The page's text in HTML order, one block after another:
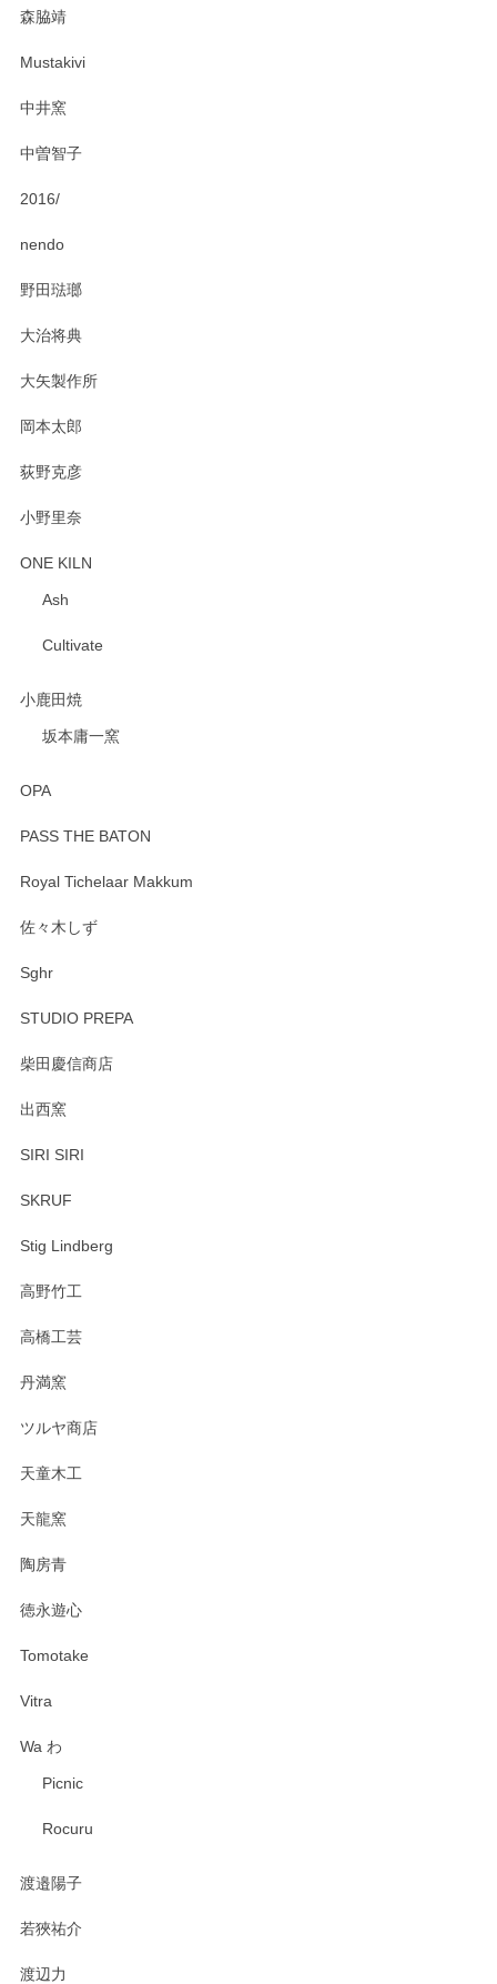
森脇靖
Mustakivi
中井窯
中曽智子
2016/
nendo
野田琺瑯
大治将典
大矢製作所
岡本太郎
荻野克彦
小野里奈
ONE KILN
Ash
Cultivate
小鹿田焼
坂本庸一窯
OPA
PASS THE BATON
Royal Tichelaar Makkum
佐々木しず
Sghr
STUDIO PREPA
柴田慶信商店
出西窯
SIRI SIRI
SKRUF
Stig Lindberg
高野竹工
高橋工芸
丹満窯
ツルヤ商店
天童木工
天龍窯
陶房青
徳永遊心
Tomotake
Vitra
Wa わ
Picnic
Rocuru
渡邉陽子
若狹祐介
渡辺力